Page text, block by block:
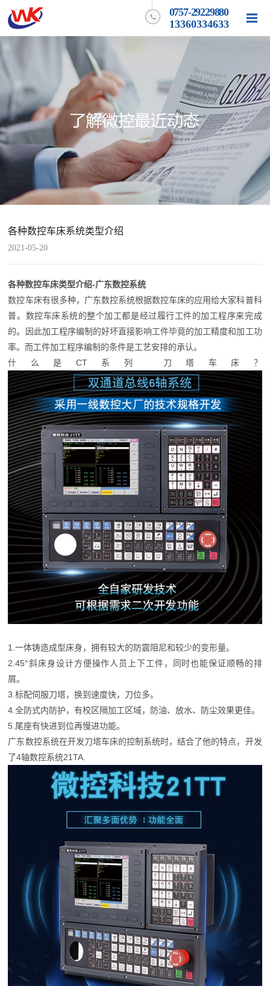
0757-29229880
13360334633
各种数控车床系统类型介绍
2021-05-20
各种数控车床类型介绍-广东数控系统
数控车床有很多种，广东数控系统根据数控车床的应用给大家科普科
普。数控车床系统的整个加工都是经过履行工件的加工程序来完成
的。因此加工程序编制的好坏直接影响工件毕竟的加工精度和加工功
率。而工件加工程序编制的条件是工艺安排的承认。
什么是CT系列 刀塔车床？
1.一体铸造成型床身，拥有较大的防震阻尼和较少的变形量。
2.45°斜床身设计方便操作人员上下工件，同时也能保证顺畅的排
屑。
3.标配伺服刀塔，换到速度快，刀位多。
4.全防式内防护，有校区隔加工区域，防油、放水、防尘效果更佳。
5.尾座有快进到位再慢进功能。
广东数控系统在开发刀塔车床的控制系统时，结合了他的特点，开发
了4轴数控系统21TA.